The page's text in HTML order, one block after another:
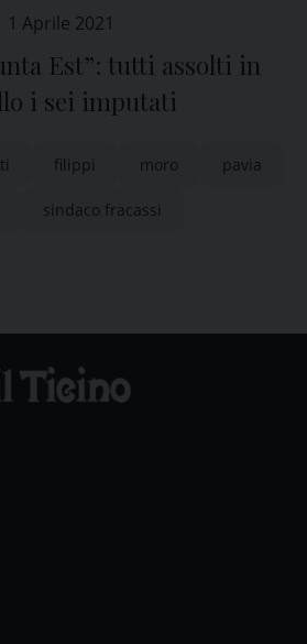
1 Aprile 2021
Est”: tutti assolti in
i sei imputati
filippi moro pavia
sindaco fracassi